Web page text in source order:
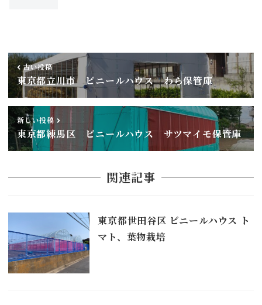
古い投稿
東京都立川市 ビニールハウス わら保管庫
新しい投稿
東京都練馬区 ビニールハウス サツマイモ保管庫
関連記事
東京都世田谷区 ビニールハウス ト
マト、葉物栽培